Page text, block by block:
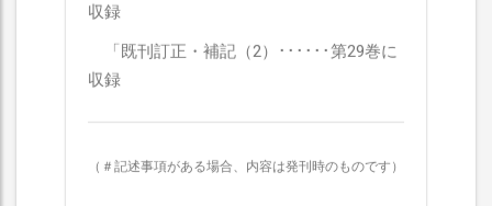
収録
「既刊訂正・補記（2）･･････第29巻に
収録
（＃記述事項がある場合、内容は発刊時のものです）